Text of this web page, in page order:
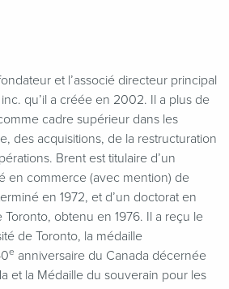
et l’associé directeur principal
qu’il a créée en 2002. Il a plus de
cadre supérieur dans les
des acquisitions, de la restructuration
Brent est titulaire d’un
en commerce (avec mention) de
en 1972, et d’un doctorat en
Toronto, obtenu en 1976. Il a reçu le
de Toronto, la médaille
e anniversaire du Canada décernée
et la Médaille du souverain pour les